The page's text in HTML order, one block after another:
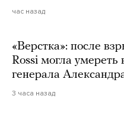
час назад
«Верстка»: после
Rossi могла умереть
генерала
3 часа назад